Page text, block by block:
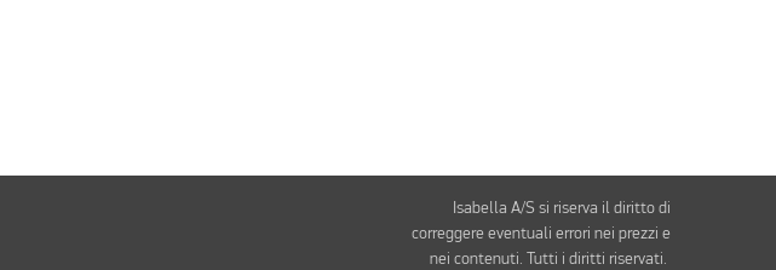
Isabella A/S si riserva il diritto di
correggere eventuali errori nei prezzi e
nei contenuti. Tutti i diritti riservati.